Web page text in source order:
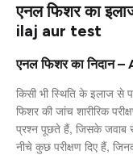
एनल फिशर का
ilaj aur test
एनल फिशर का निदान
किसी भी स्थिति के इलाज से
फिशर की जांच शारीरिक
प्रश्न पूछते हैं, जिसके जवाब से
नीचे कुछ परीक्षण दिए हैं,